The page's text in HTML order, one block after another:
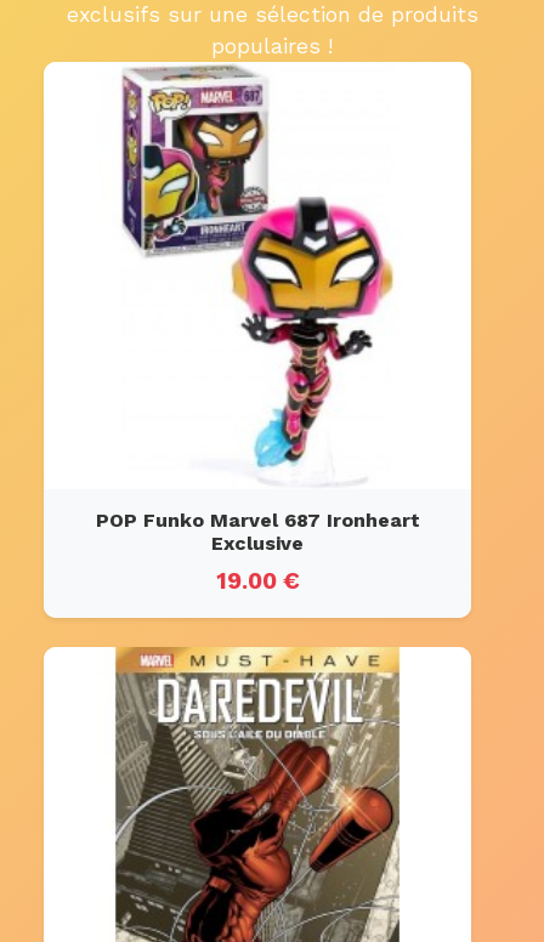
exclusifs sur une sélection de produits
populaires !
POP Funko Marvel 687 Ironheart
Exclusive
19.00 €